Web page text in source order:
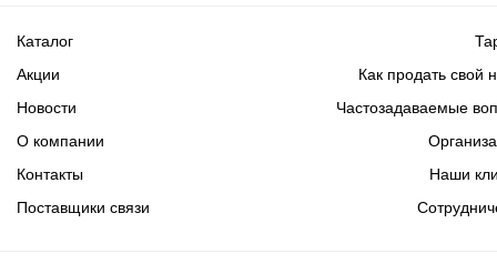
Каталог
Акции
Новости
Как продать свой
Частозадаваемые
О компании
Контакты
Поставщики связи
Наши